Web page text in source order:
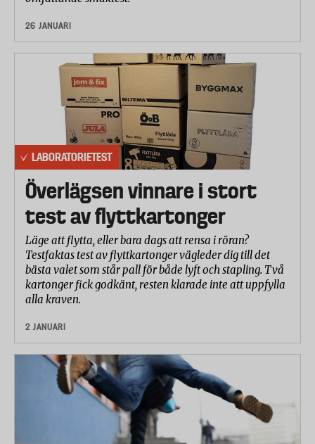
26 JANUARI
LABORATORIETEST
Överlägsen vinnare i stort
test av flyttkartonger
Läge att flytta, eller bara dags att rensa i röran?
Testfaktas test av flyttkartonger vägleder dig till det
bästa valet som står pall för både lyft och stapling. Två
kartonger fick godkänt, resten klarade inte att uppfylla
alla kraven.
2 JANUARI